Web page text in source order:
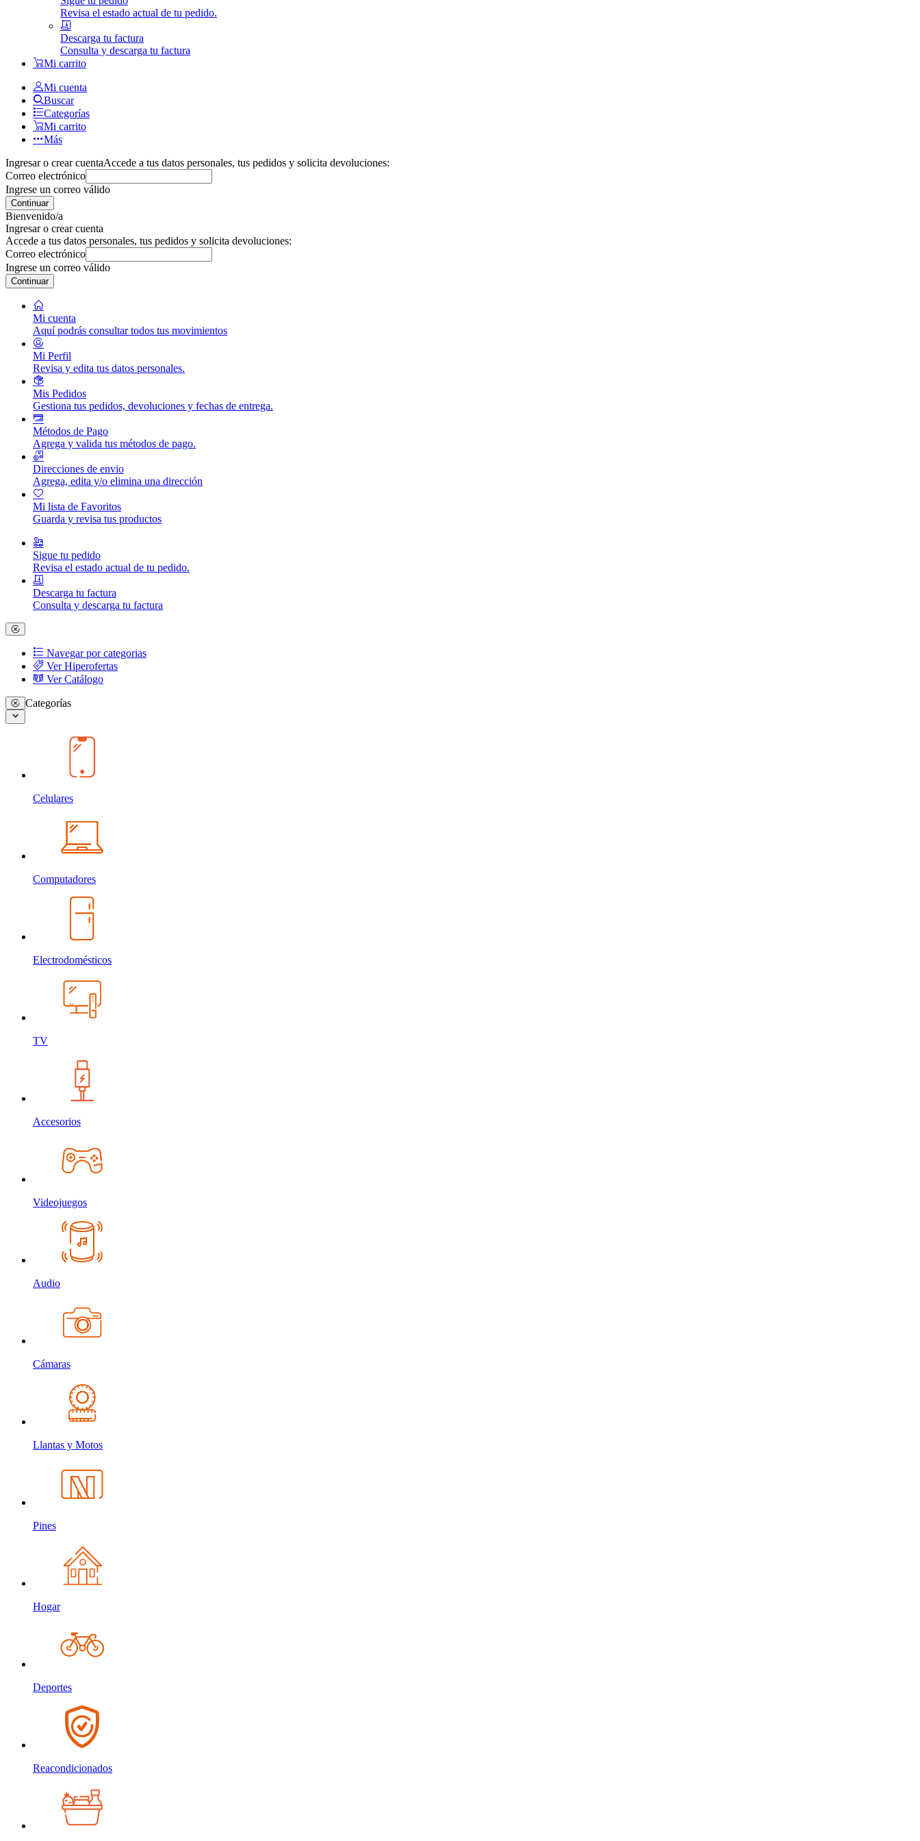
Revisa el estado actual de tu pedido.
Descarga tu factura
Consulta y descarga tu factura
Mi carrito
Mi cuenta
Buscar
Categorías
Mi carrito
Más
Ingresar o crear cuentaAccede a tus datos personales, tus pedidos y solicita devoluciones:
Correo electrónico
Ingrese un correo válido
Continuar
Bienvenido/a
Ingresar o crear cuenta
Accede a tus datos personales, tus pedidos y solicita devoluciones:
Correo electrónico
Ingrese un correo válido
Continuar
Mi cuenta
Aquí podrás consultar todos tus movimientos
Mi Perfil
Revisa y edita tus datos personales.
Mis Pedidos
Gestiona tus pedidos, devoluciones y fechas de entrega.
Métodos de Pago
Agrega y valida tus métodos de pago.
Direcciones de envio
Agrega, edita y/o elimina una dirección
Mi lista de Favoritos
Guarda y revisa tus productos
Sigue tu pedido
Revisa el estado actual de tu pedido.
Descarga tu factura
Consulta y descarga tu factura
Navegar por categorias
Ver Hiperofertas
Ver Catálogo
Categorías
Celulares
Computadores
Electrodomésticos
TV
Accesorios
Videojuegos
Audio
Cámaras
Llantas y Motos
Pines
Hogar
Deportes
Reacondicionados